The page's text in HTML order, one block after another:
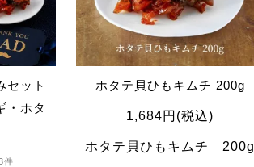
セット
・ホタ
件
ホタテ貝ひもキムチ 200g
1,684円(税込)
ホタテ貝ひもキムチ 200g